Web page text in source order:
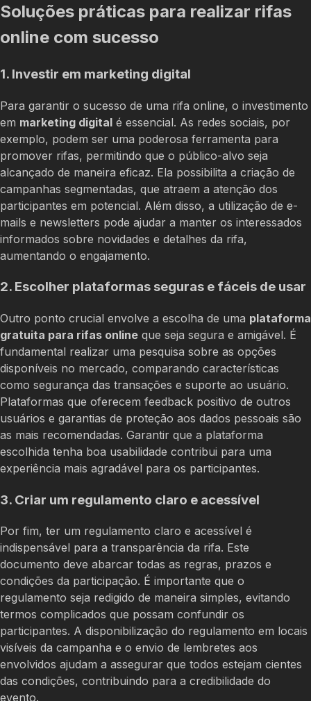
Soluções práticas para realizar rifas
online com sucesso
1. Investir em marketing digital
Para garantir o sucesso de uma rifa online, o investimento
em marketing digital é essencial. As redes sociais, por
exemplo, podem ser uma poderosa ferramenta para
promover rifas, permitindo que o público-alvo seja
alcançado de maneira eficaz. Ela possibilita a criação de
campanhas segmentadas, que atraem a atenção dos
participantes em potencial. Além disso, a utilização de e-
mails e newsletters pode ajudar a manter os interessados
informados sobre novidades e detalhes da rifa,
aumentando o engajamento.
2. Escolher plataformas seguras e fáceis de usar
Outro ponto crucial envolve a escolha de uma plataforma
gratuita para rifas online que seja segura e amigável. É
fundamental realizar uma pesquisa sobre as opções
disponíveis no mercado, comparando características
como segurança das transações e suporte ao usuário.
Plataformas que oferecem feedback positivo de outros
usuários e garantias de proteção aos dados pessoais são
as mais recomendadas. Garantir que a plataforma
escolhida tenha boa usabilidade contribui para uma
experiência mais agradável para os participantes.
3. Criar um regulamento claro e acessível
Por fim, ter um regulamento claro e acessível é
indispensável para a transparência da rifa. Este
documento deve abarcar todas as regras, prazos e
condições da participação. É importante que o
regulamento seja redigido de maneira simples, evitando
termos complicados que possam confundir os
participantes. A disponibilização do regulamento em locais
visíveis da campanha e o envio de lembretes aos
envolvidos ajudam a assegurar que todos estejam cientes
das condições, contribuindo para a credibilidade do
evento.